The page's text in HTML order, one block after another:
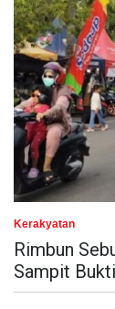
Kerakyatan
Rimbun
Sampit